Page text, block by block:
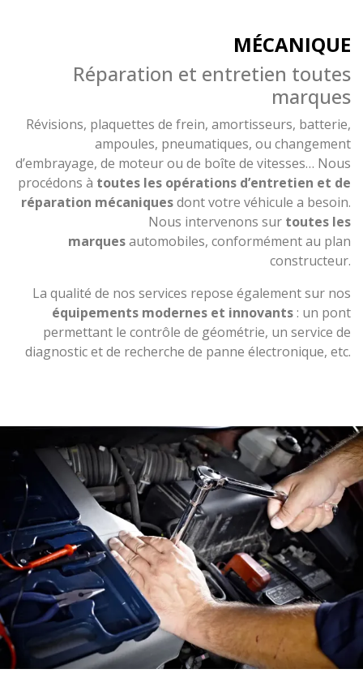
MÉCANIQUE
Réparation et entretien toutes
marques
Révisions, plaquettes de frein, amortisseurs, batterie,
ampoules, pneumatiques, ou changement
d’embrayage, de moteur ou de boîte de vitesses… Nous
procédons à toutes les opérations d’entretien et de
réparation mécaniquesdont votre véhicule a besoin.
Nous intervenons sur toutes les
marquesautomobiles, conformément au plan
constructeur.
La qualité de nos services repose également sur nos
équipements modernes et innovants: un pont
permettant le contrôle de géométrie, un service de
diagnostic et de recherche de panne électronique, etc.